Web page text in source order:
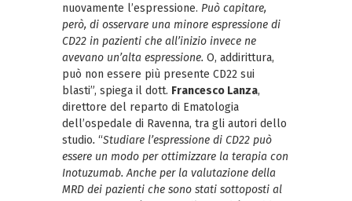
nuovamente l’espressione. Può capitare,
però, di osservare una minore espressione di
CD22 in pazienti che all’inizio invece ne
avevano un’alta espressione. O, addirittura,
può non essere più presente CD22 sui
blasti”, spiega il dott. Francesco Lanza,
direttore del reparto di Ematologia
dell’ospedale di Ravenna, tra gli autori dello
studio. “Studiare l’espressione di CD22 può
essere un modo per ottimizzare la terapia con
Inotuzumab. Anche per la valutazione della
MRD dei pazienti che sono stati sottoposti al